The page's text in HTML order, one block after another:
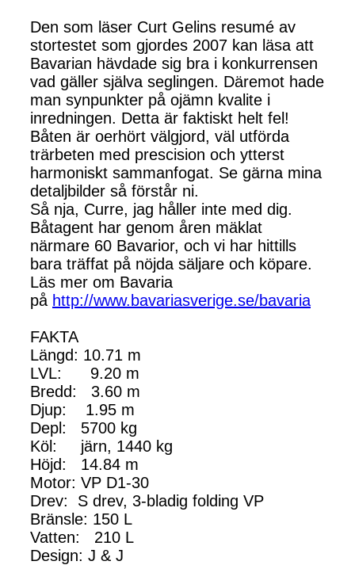
Den som läser Curt Gelins resumé av
stortestet som gjordes 2007 kan läsa att
Bavarian hävdade sig bra i konkurrensen
vad gäller själva seglingen. Däremot hade
man synpunkter på ojämn kvalite i
inredningen. Detta är faktiskt helt fel!
Båten är oerhört välgjord, väl utförda
trärbeten med prescision och ytterst
harmoniskt sammanfogat. Se gärna mina
detaljbilder så förstår ni.
Så nja, Curre, jag håller inte med dig.
Båtagent har genom åren mäklat
närmare 60 Bavarior, och vi har hittills
bara träffat på nöjda säljare och köpare.
Läs mer om Bavaria
på http://www.bavariasverige.se/bavaria
FAKTA
Längd: 10.71 m
LVL: 9.20 m
Bredd: 3.60 m
Djup: 1.95 m
Depl: 5700 kg
Köl: järn, 1440 kg
Höjd: 14.84 m
Motor: VP D1-30
Drev: S drev, 3-bladig folding VP
Bränsle: 150 L
Vatten: 210 L
Design: J & J